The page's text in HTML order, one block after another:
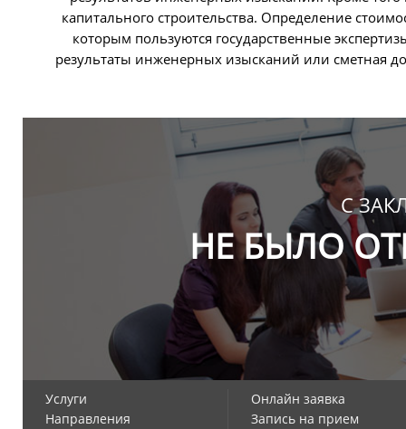
капитального строительства. Определение
которым пользуются государственные
результаты инженерных изысканий или сметная
С
НЕ БЫЛО
Услуги
Направления
Онлайн заявка
Запись на прием